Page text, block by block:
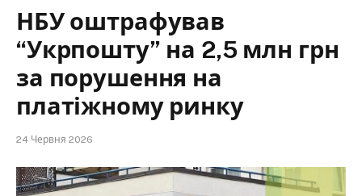
НБУ оштрафував
“Укрпошту” на 2,5 млн грн
за порушення на
платіжному ринку
24 Червня 2026